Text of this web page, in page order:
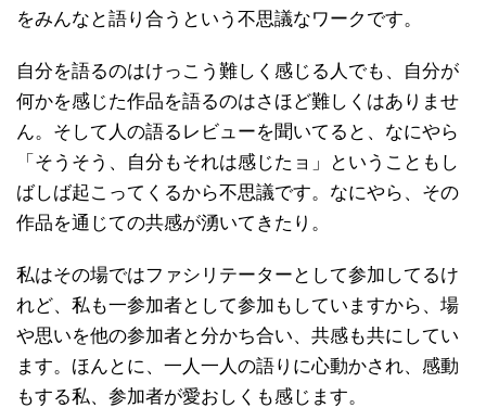
をみんなと語り合うという不思議なワークです。
自分を語るのはけっこう難しく感じる人でも、自分が
何かを感じた作品を語るのはさほど難しくはありませ
ん。そして人の語るレビューを聞いてると、なにやら
「そうそう、自分もそれは感じたョ」ということもし
ばしば起こってくるから不思議です。なにやら、その
作品を通じての共感が湧いてきたり。
私はその場ではファシリテーターとして参加してるけ
れど、私も一参加者として参加もしていますから、場
や思いを他の参加者と分かち合い、共感も共にしてい
ます。ほんとに、一人一人の語りに心動かされ、感動
もする私、参加者が愛おしくも感じます。